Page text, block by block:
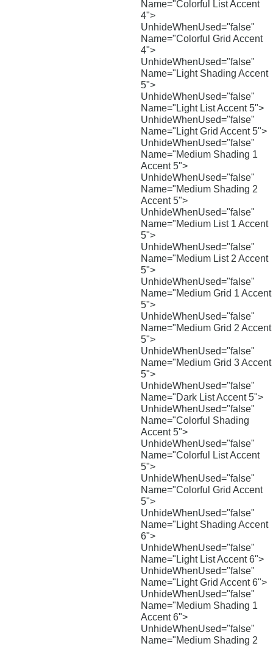
Name="Colorful List Accent
4">
UnhideWhenUsed="false"
Name="Colorful Grid Accent
4">
UnhideWhenUsed="false"
Name="Light Shading Accent
5">
UnhideWhenUsed="false"
Name="Light List Accent 5">
UnhideWhenUsed="false"
Name="Light Grid Accent 5">
UnhideWhenUsed="false"
Name="Medium Shading 1
Accent 5">
UnhideWhenUsed="false"
Name="Medium Shading 2
Accent 5">
UnhideWhenUsed="false"
Name="Medium List 1 Accent
5">
UnhideWhenUsed="false"
Name="Medium List 2 Accent
5">
UnhideWhenUsed="false"
Name="Medium Grid 1 Accent
5">
UnhideWhenUsed="false"
Name="Medium Grid 2 Accent
5">
UnhideWhenUsed="false"
Name="Medium Grid 3 Accent
5">
UnhideWhenUsed="false"
Name="Dark List Accent 5">
UnhideWhenUsed="false"
Name="Colorful Shading
Accent 5">
UnhideWhenUsed="false"
Name="Colorful List Accent
5">
UnhideWhenUsed="false"
Name="Colorful Grid Accent
5">
UnhideWhenUsed="false"
Name="Light Shading Accent
6">
UnhideWhenUsed="false"
Name="Light List Accent 6">
UnhideWhenUsed="false"
Name="Light Grid Accent 6">
UnhideWhenUsed="false"
Name="Medium Shading 1
Accent 6">
UnhideWhenUsed="false"
Name="Medium Shading 2